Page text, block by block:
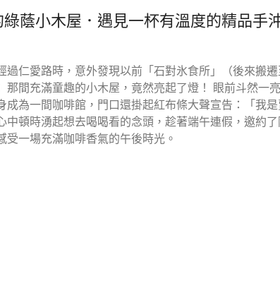
蔭小木屋．遇見一杯有溫度的精品手
過仁愛路時，意外發現以前「石對氷食所」（後來搬
那間充滿童趣的小木屋，竟然亮起了燈！ 眼前斗然一
成為一間咖啡館，門口還掛起紅布條大聲宣告：「我
中頓時湧起想去喝喝看的念頭，趁著端午連假，邀約
受一場充滿咖啡香氣的午後時光。